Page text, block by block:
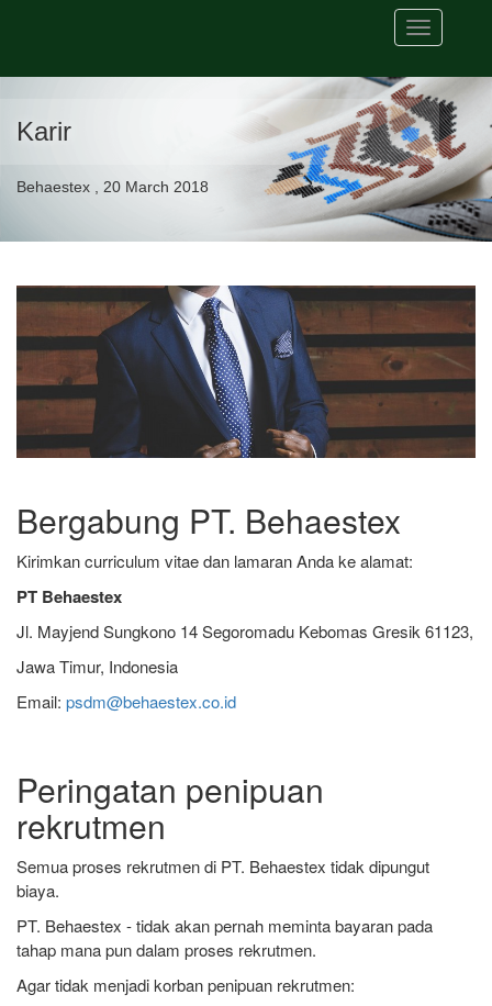
Toggle
navigation
Karir
Behaestex , 20 March 2018
Bergabung PT. Behaestex
Kirimkan curriculum vitae dan lamaran Anda ke alamat:
PT Behaestex
Jl. Mayjend Sungkono 14 Segoromadu Kebomas Gresik 61123,
Jawa Timur, Indonesia
Email: psdm@behaestex.co.id
Peringatan penipuan
rekrutmen
Semua proses rekrutmen di PT. Behaestex tidak dipungut
biaya.
PT. Behaestex - tidak akan pernah meminta bayaran pada
tahap mana pun dalam proses rekrutmen.
Agar tidak menjadi korban penipuan rekrutmen: